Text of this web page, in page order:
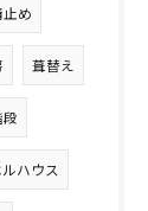
止め
葺替え
ハウス